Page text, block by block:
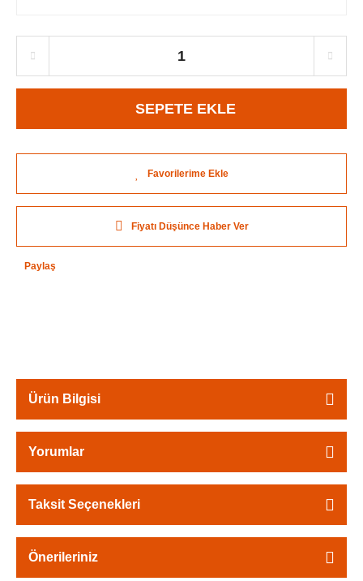
SEPETE EKLE
Fiyatı Düşünce Haber Ver
Paylaş
Ürün Bilgisi
Yorumlar
Taksit Seçenekleri
Önerileriniz